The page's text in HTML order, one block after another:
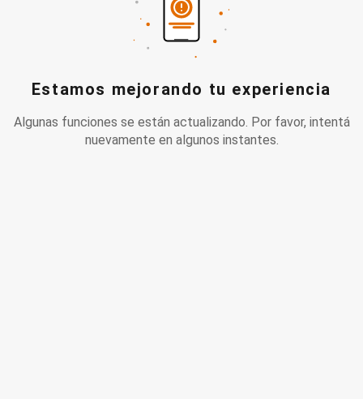
Estamos mejorando tu experiencia
Algunas funciones se están actualizando. Por favor, intentá
nuevamente en algunos instantes.